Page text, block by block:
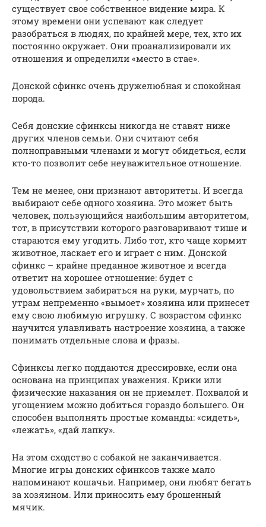
существует свое собственное видение мира. К
этому времени они успевают как следует
разобраться в людях, по крайней мере, тех, кто их
постоянно окружает. Они проанализировали их
отношения и определили «место в стае».
Донской сфинкс очень дружелюбная и спокойная
порода.
Себя донские сфинксы никогда не ставят ниже
других членов семьи. Они считают себя
полноправными членами и могут обидеться, если
кто-то позволит себе неуважительное отношение.
Тем не менее, они признают авторитеты. И всегда
выбирают себе одного хозяина. Это может быть
человек, пользующийся наибольшим авторитетом,
тот, в присутствии которого разговаривают тише и
стараются ему угодить. Либо тот, кто чаще кормит
животное, ласкает его и играет с ним. Донской
сфинкс – крайне преданное животное и всегда
ответит на хорошее отношение: будет с
удовольствием забираться на руки, мурчать, по
утрам непременно «вымоет» хозяина или принесет
ему свою любимую игрушку. С возрастом сфинкс
научится улавливать настроение хозяина, а также
понимать отдельные слова и фразы.
Сфинксы легко поддаются дрессировке, если она
основана на принципах уважения. Крики или
физические наказания он не приемлет. Похвалой и
угощением можно добиться гораздо большего. Он
способен выполнять простые команды: «сидеть»,
«лежать», «дай лапку».
На этом сходство с собакой не заканчивается.
Многие игры донских сфинксов также мало
напоминают кошачьи. Например, они любят бегать
за хозяином. Или приносить ему брошенный
мячик.